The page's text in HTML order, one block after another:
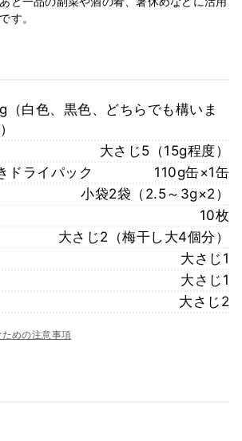
す。
（白色、黒色、どちらでも構いま
大さじ5（15g程度）
ドライパック
110g缶×1缶
小袋2袋（2.5～3g×2）
10枚
大さじ2（梅干し大4個分）
大さじ1
大さじ1
大さじ2
めの注意事項